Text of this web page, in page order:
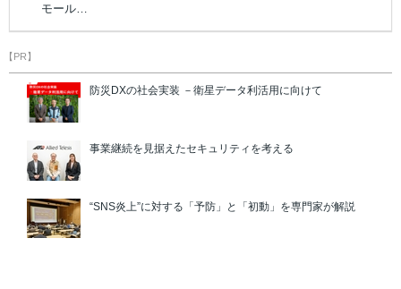
モール…
【PR】
防災DXの社会実装 －衛星データ利活用に向けて
事業継続を見据えたセキュリティを考える
“SNS炎上”に対する「予防」と「初動」を専門家が解説